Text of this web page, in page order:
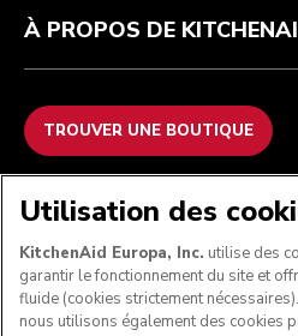
À PROPOS DE
TROUVER UNE BOUTIQUE
NOUS
SUIVEZ-
Utilisation des
KitchenAid Europa, Inc. utilise des
garantir le fonctionnement du site et
fluide (cookies strictement
nous utilisons également des cookies